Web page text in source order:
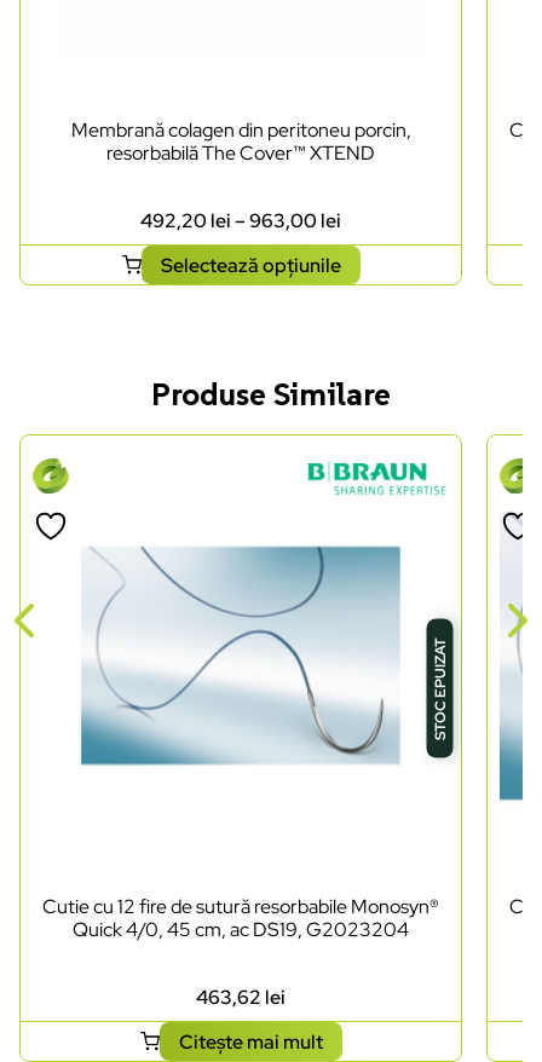
Membrană colagen din peritoneu porcin,
resorbabilă The Cover™ XTEND
492,20 lei–963,00 lei
Selectează opțiunile
Produse Similare
STOC EPUIZAT
Cutie cu 12 fire de sutură resorbabile Monosyn®
Quick 4/0, 45 cm, ac DS19, G2023204
463,62 lei
Citește mai mult